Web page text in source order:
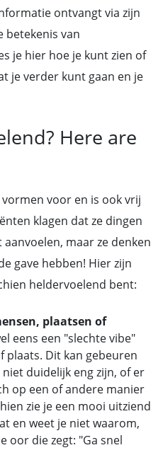
ontvangt via zijn
betekenis van
je hier hoe je kunt zien of
je verder kunt gaan en je
Here are
voor en is ook vrij
klagen dat ze dingen
maar ze denken
gave hebben! Hier zijn
heldervoelend bent:
plaatsen of
eens een "slechte vibe"
plaats. Dit kan gebeuren
duidelijk eng zijn, of er
op een of andere manier
zie je een mooi uitziend
en weet je niet waarom,
oor die zegt: "Ga snel